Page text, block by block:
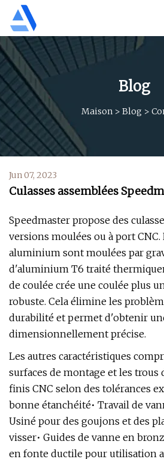
Blog
Maison > Blog >
Jun 07, 2023
Culasses assemblées
Speedmaster propose des
versions moulées ou à port CNC.
aluminium sont moulées par
d'aluminium T6 traité
de coulée crée une coulée plus
robuste. Cela élimine les
durabilité et permet d'obtenir
dimensionnellement précise.
Les autres caractéristiques
surfaces de montage et les trous
finis CNC selon des tolérances
bonne étanchéité• Travail de
Usiné pour des goujons et des
visser• Guides de vanne en
en fonte ductile pour utilisation